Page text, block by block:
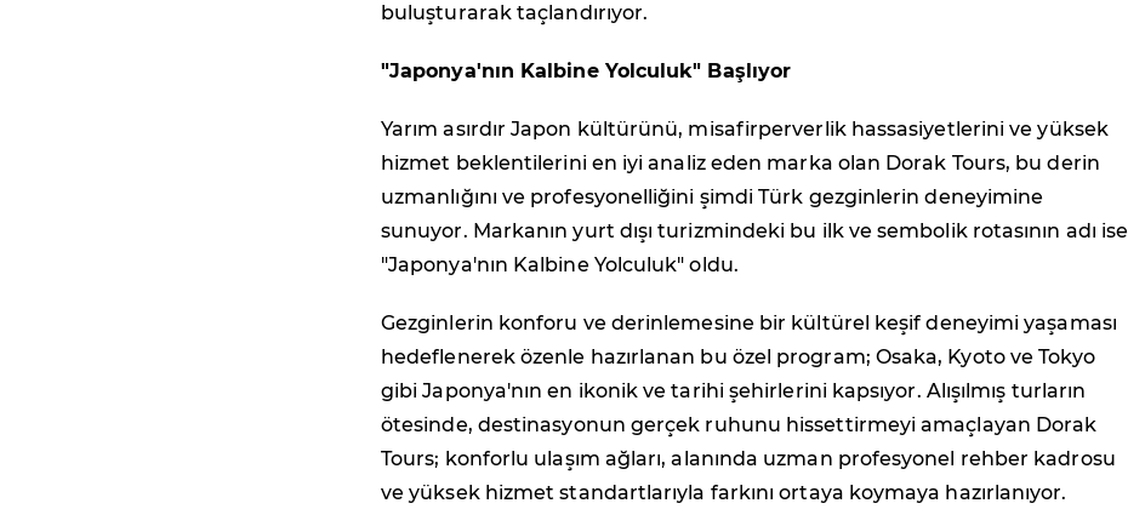
buluşturarak taçlandırıyor.
"Japonya'nın Kalbine Yolculuk" Başlıyor
Yarım asırdır Japon kültürünü, misafirperverlik hassasiyetlerini ve yüksek
hizmet beklentilerini en iyi analiz eden marka olan Dorak Tours, bu derin
uzmanlığını ve profesyonelliğini şimdi Türk gezginlerin deneyimine
sunuyor. Markanın yurt dışı turizmindeki bu ilk ve sembolik rotasının adı ise
"Japonya'nın Kalbine Yolculuk" oldu.
Gezginlerin konforu ve derinlemesine bir kültürel keşif deneyimi yaşaması
hedeflenerek özenle hazırlanan bu özel program; Osaka, Kyoto ve Tokyo
gibi Japonya'nın en ikonik ve tarihi şehirlerini kapsıyor. Alışılmış turların
ötesinde, destinasyonun gerçek ruhunu hissettirmeyi amaçlayan Dorak
Tours; konforlu ulaşım ağları, alanında uzman profesyonel rehber kadrosu
ve yüksek hizmet standartlarıyla farkını ortaya koymaya hazırlanıyor.